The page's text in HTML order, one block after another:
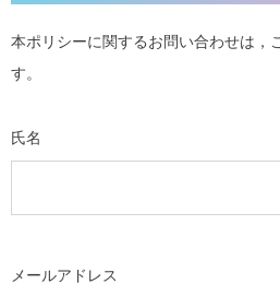
本ポリシーに関するお問い合わせは，
す。
氏名
メールアドレス